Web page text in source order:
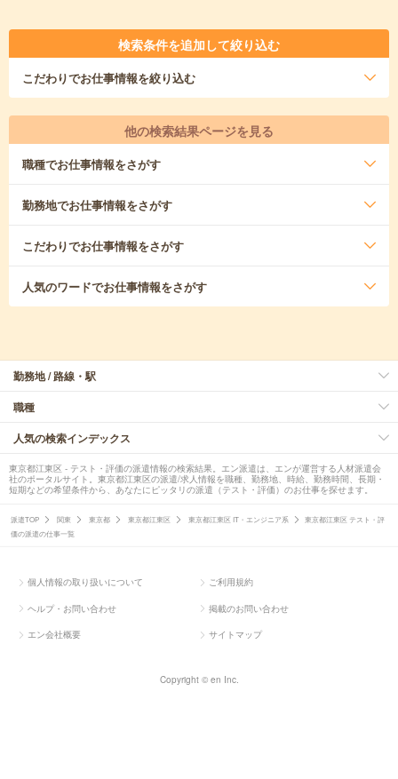
検索条件を追加して絞り込む
こだわりでお仕事情報を絞り込む
他の検索結果ページを見る
職種でお仕事情報をさがす
勤務地でお仕事情報をさがす
こだわりでお仕事情報をさがす
人気のワードでお仕事情報をさがす
勤務地 / 路線・駅
職種
人気の検索インデックス
東京都江東区 - テスト・評価の派遣情報の検索結果。エン派遣は、エンが運営する人材派遣会
社のポータルサイト。東京都江東区の派遣/求人情報を職種、勤務地、時給、勤務時間、長期・
短期などの希望条件から、あなたにピッタリの派遣（テスト・評価）のお仕事を探せます。
派遣TOP 関東 東京都 東京都江東区 東京都江東区 IT・エンジニア系
東京都江東区 テスト・評
価の派遣の仕事一覧
個人情報の取り扱いについて ご利用規約
ヘルプ・お問い合わせ 掲載のお問い合わせ
エン会社概要 サイトマップ
Copyright © en Inc.